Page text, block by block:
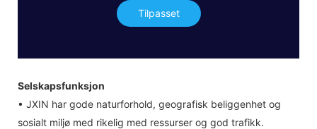
Tilpasset
Selskapsfunksjon
• JXIN har gode naturforhold, geografisk beliggenhet og
sosialt miljø med rikelig med ressurser og god trafikk.